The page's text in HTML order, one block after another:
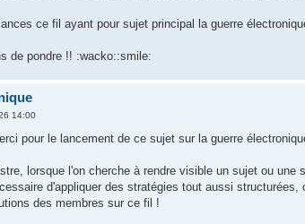
ce fil ayant pour sujet principal la guerre
de pondre !! :wacko::smile:
14:00
pour le lancement de ce sujet sur la guerre
lorsque l'on cherche à rendre visible un sujet ou
d'appliquer des stratégies tout aussi structurées,
des membres sur ce fil !